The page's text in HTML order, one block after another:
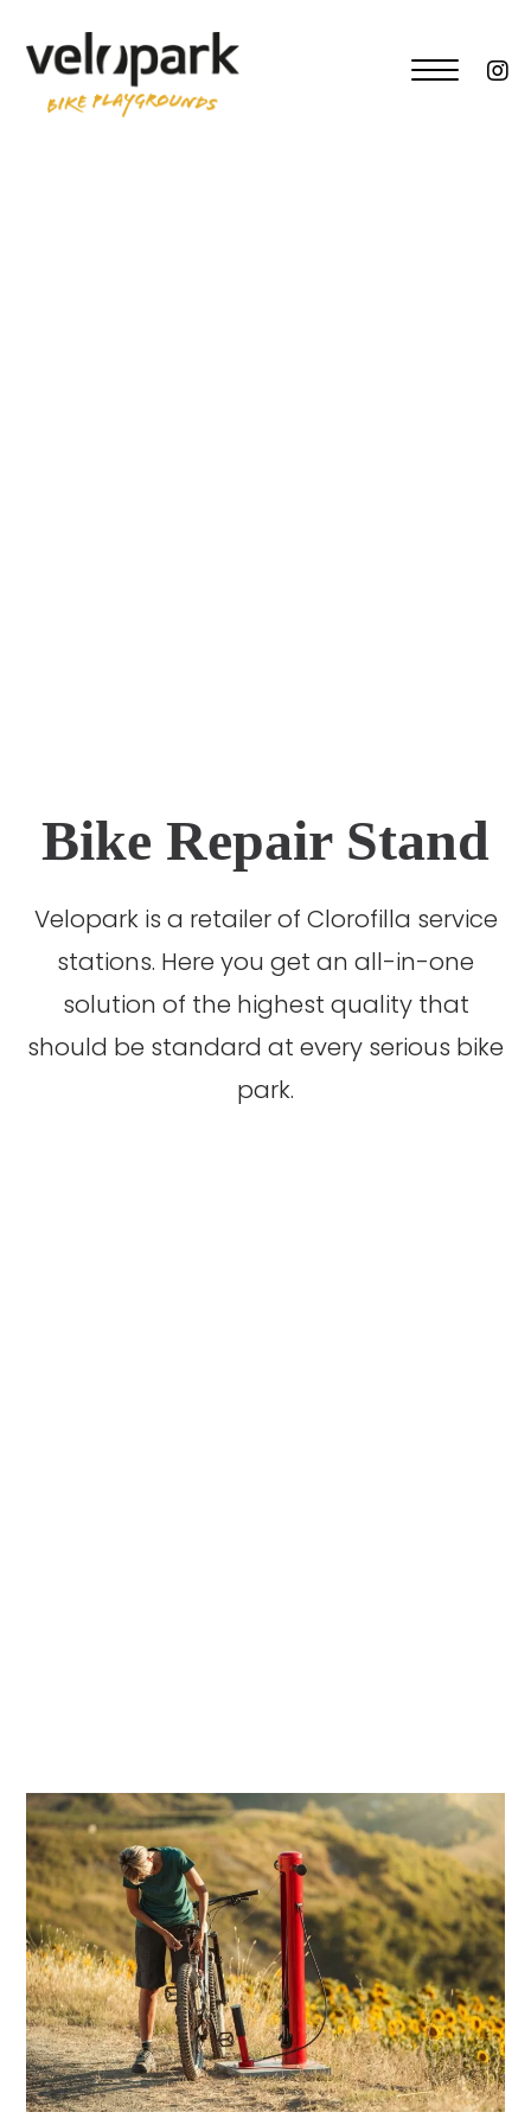
Bike Repair Stand
Velopark is a retailer of Clorofilla service
stations. Here you get an all-in-one
solution of the highest quality that
should be standard at every serious bike
park.